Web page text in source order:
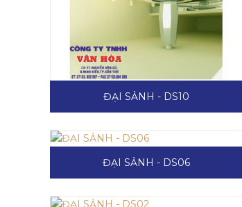
ĐẠI SẢNH - DS10
ĐẠI SẢNH - DS06